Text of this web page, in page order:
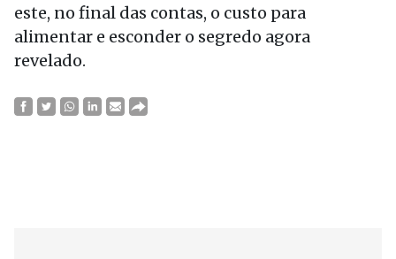
este, no final das contas, o custo para
alimentar e esconder o segredo agora
revelado.